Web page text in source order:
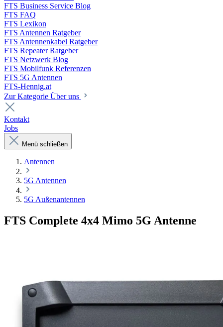
FTS Business Service Blog
FTS FAQ
FTS Lexikon
FTS Antennen Ratgeber
FTS Antennenkabel Ratgeber
FTS Repeater Ratgeber
FTS Netzwerk Blog
FTS Mobilfunk Referenzen
FTS 5G Antennen
FTS-Hennig.at
Zur Kategorie Über uns
Kontakt
Jobs
Menü schließen
Antennen
5G Antennen
5G Außenantennen
FTS Complete 4x4 Mimo 5G Antenne